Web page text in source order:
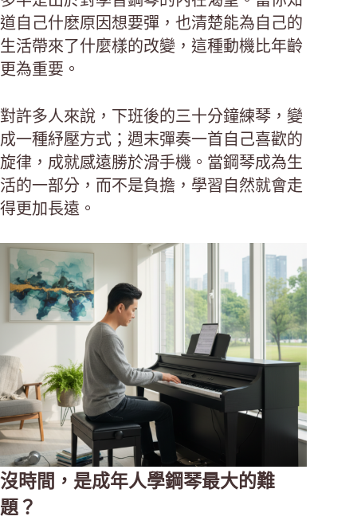
道自己什麽原因想要彈，也清楚能為自己的
生活帶來了什麼樣的改變，這種動機比年齡
更為重要。
對許多人來說，下班後的三十分鐘練琴，變
成一種紓壓方式；週末彈奏一首自己喜歡的
旋律，成就感遠勝於滑手機。當鋼琴成為生
活的一部分，而不是負擔，學習自然就會走
得更加長遠。
沒時間，是成年人學鋼琴最大的難
題？